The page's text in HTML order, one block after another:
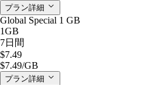
プラン詳細
Global Special 1 GB
1GB
7日間
$7.49
$7.49/GB
プラン詳細